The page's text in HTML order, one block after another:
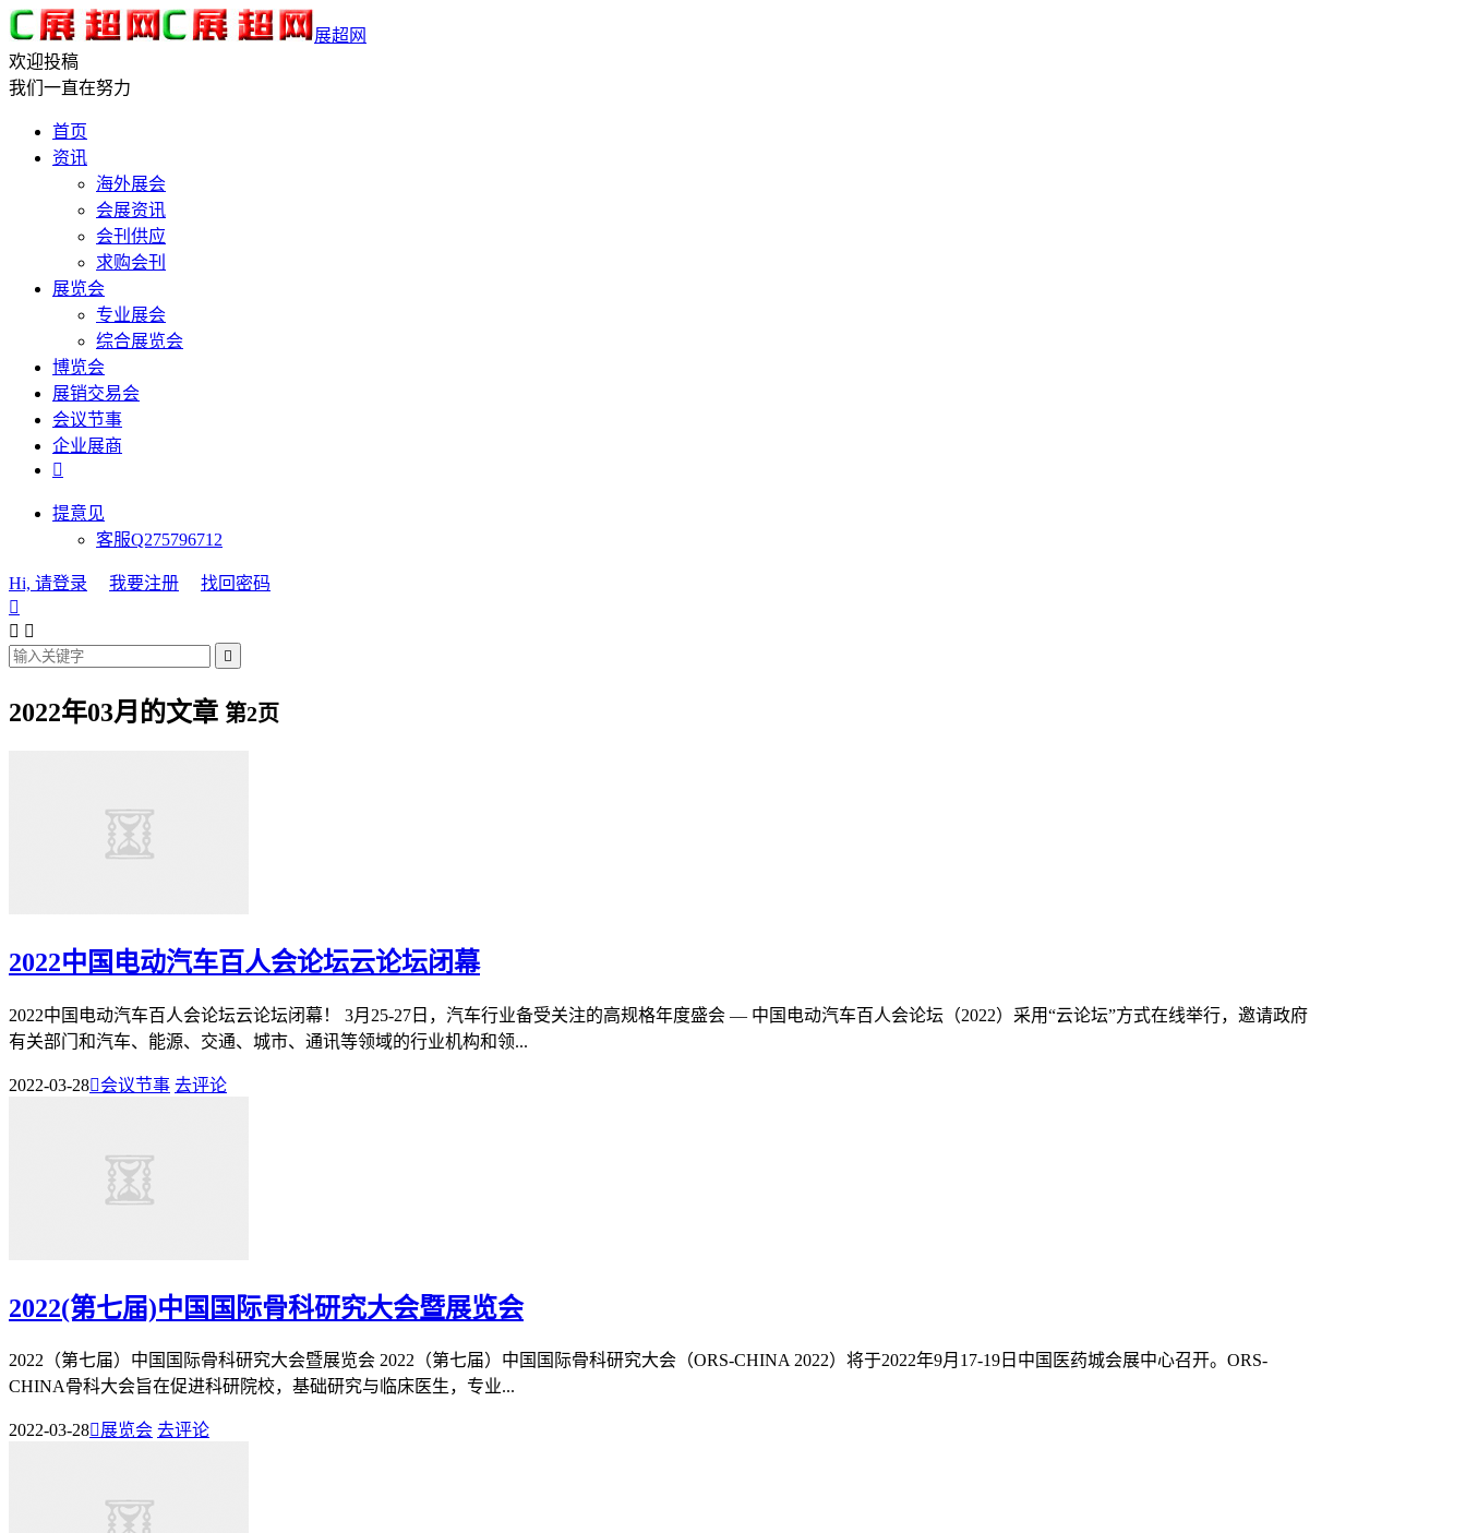
展超网
欢迎投稿
我们一直在努力
首页
资讯
海外展会
会展资讯
会刊供应
求购会刊
展览会
专业展会
综合展览会
博览会
展销交易会
会议节事
企业展商

提意见
客服Q275796712
Hi, 请登录 我要注册
找回密码

 

2022年03月的文章 第2页
2022中国电动汽车百人会论坛云论坛闭幕
2022中国电动汽车百人会论坛云论坛闭幕！ 3月25-27日，汽车行业备受关注的高规格年度盛会 — 中国电动汽车百人会论坛（2022）采用“云论坛”方式在线举行，邀请政府
有关部门和汽车、能源、交通、城市、通讯等领域的行业机构和领...
2022-03-28会议节事 去评论
2022(第七届)中国国际骨科研究大会暨展览会
2022（第七届）中国国际骨科研究大会暨展览会 2022（第七届）中国国际骨科研究大会（ORS-CHINA 2022）将于2022年9月17-19日中国医药城会展中心召开。ORS-
CHINA骨科大会旨在促进科研院校，基础研究与临床医生，专业...
2022-03-28展览会 去评论